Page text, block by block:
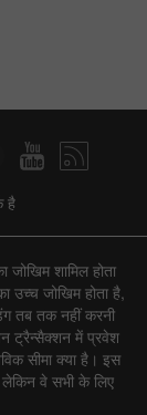
है
शामिल होता
उच्च जोखिम होता है,
तब तक नहीं करनी
ट्रैन्सैक्शन में प्रवेश
सीमा क्या है। इस
वे सभी के लिए